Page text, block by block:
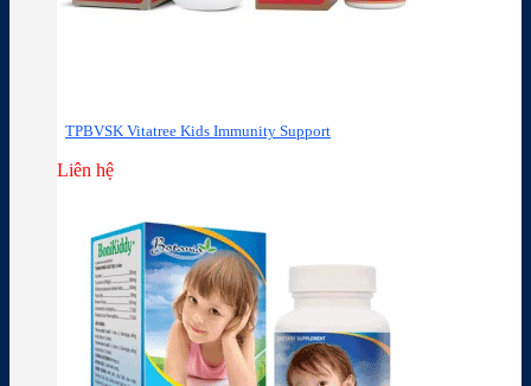
TPBVSK Vitatree Kids Immunity Support
Liên hệ